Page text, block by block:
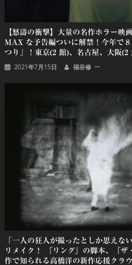
【怒濤の衝撃】大量の名作ホラー映
MAX な予告編ついに解禁！今年で
つり」！東京(2 館)、名古屋、大阪(2
2021年7月15日 福谷修
「一人の狂人が撮ったとしか思えな
リメイク！ 『リング』の脚本、『ザ
作で知られる高橋洋の新作応援クラ